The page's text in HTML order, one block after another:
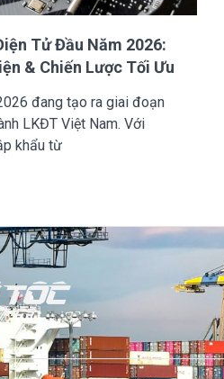
Tử Đầu Năm 2026:
& Chiến Lược Tối Ưu
đang tạo ra giai đoạn
LKĐT Việt Nam. Với
khẩu từ